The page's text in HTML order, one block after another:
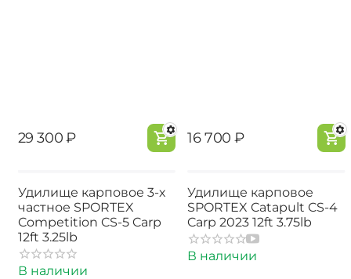
‍29 300‍₽ ‍16 700‍ ₽
Удилище карповое 3-х
частное SPORTEX
Competition CS-5 Carp
12ft 3.25lb
В наличии
Удилище карповое
SPORTEX Catapult CS-4
Carp 2023 12ft 3.75lb
В наличии